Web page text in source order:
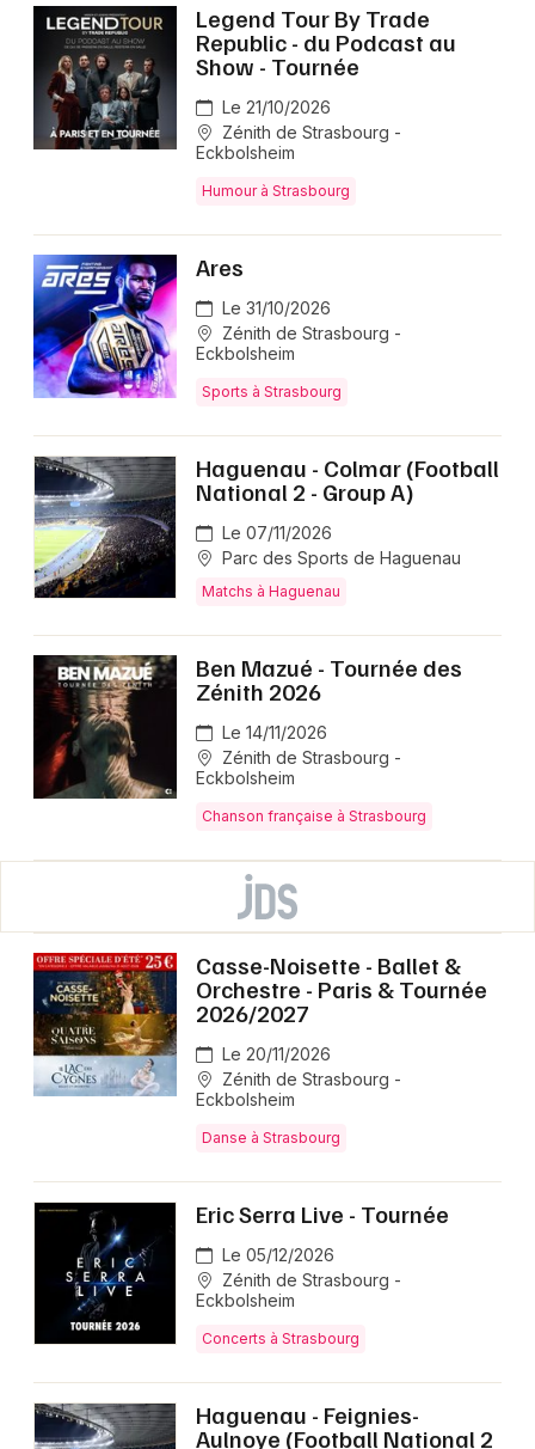
Legend Tour By Trade
Republic - du Podcast au
Show - Tournée
Le 21/10/2026
Zénith de Strasbourg -
Eckbolsheim
Humour à Strasbourg
Ares
Le 31/10/2026
Zénith de Strasbourg -
Eckbolsheim
Sports à Strasbourg
Haguenau - Colmar (Football
National 2 - Group A)
Le 07/11/2026
Parc des Sports de Haguenau
Matchs à Haguenau
Ben Mazué - Tournée des
Zénith 2026
Le 14/11/2026
Zénith de Strasbourg -
Eckbolsheim
Chanson française à Strasbourg
Casse-Noisette - Ballet &
Orchestre - Paris & Tournée
2026/2027
Le 20/11/2026
Zénith de Strasbourg -
Eckbolsheim
Danse à Strasbourg
Eric Serra Live - Tournée
Le 05/12/2026
Zénith de Strasbourg -
Eckbolsheim
Concerts à Strasbourg
Haguenau - Feignies-
Aulnoye (Football National 2